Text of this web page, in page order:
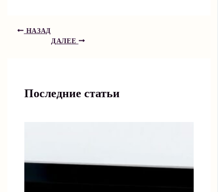
НАЗАД
ДАЛЕЕ
Последние статьи